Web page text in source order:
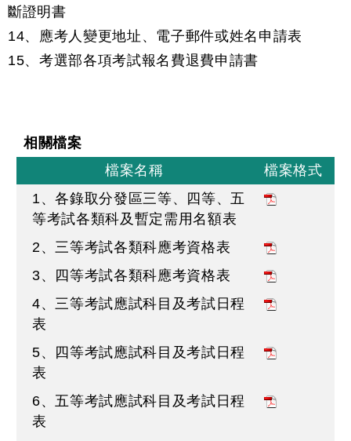
斷證明書
14、應考人變更地址、電子郵件或姓名申請表
15、考選部各項考試報名費退費申請書
相關檔案
檔案名稱
檔案格式
1、各錄取分發區三等、四等、五
等考試各類科及暫定需用名額表
2、三等考試各類科應考資格表
3、四等考試各類科應考資格表
4、三等考試應試科目及考試日程
表
5、四等考試應試科目及考試日程
表
6、五等考試應試科目及考試日程
表